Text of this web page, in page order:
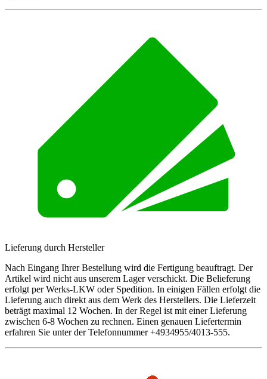
Lieferung durch Hersteller
Nach Eingang Ihrer Bestellung wird die Fertigung beauftragt. Der
Artikel wird nicht aus unserem Lager verschickt. Die Belieferung
erfolgt per Werks-LKW oder Spedition. In einigen Fällen erfolgt die
Lieferung auch direkt aus dem Werk des Herstellers. Die Lieferzeit
beträgt maximal 12 Wochen. In der Regel ist mit einer Lieferung
zwischen 6-8 Wochen zu rechnen. Einen genauen Liefertermin
erfahren Sie unter der Telefonnummer +4934955/4013-555.